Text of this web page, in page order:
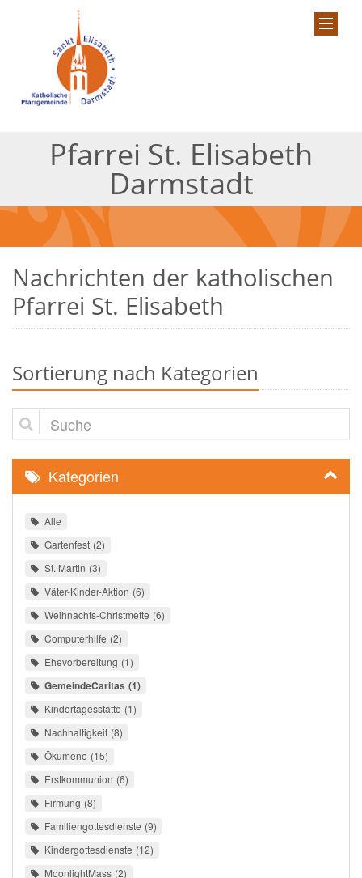
Pfarrei St. Elisabeth
Darmstadt
Nachrichten der katholischen
Pfarrei St. Elisabeth
Sortierung nach Kategorien
Suche
Kategorien
Alle
Gartenfest 2
St. Martin 3
Väter-Kinder-Aktion 6
Weihnachts-Christmette 6
Computerhilfe 2
Ehevorbereitung 1
GemeindeCaritas 1
Kindertagesstätte 1
Nachhaltigkeit 8
Ökumene 15
Erstkommunion 6
Firmung 8
Familiengottesdienste 9
Kindergottesdienste 12
MoonlightMass 2